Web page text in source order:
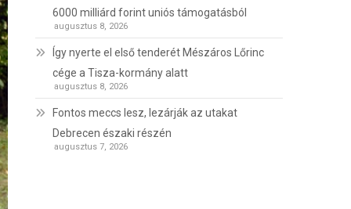
6000 milliárd forint uniós támogatásból
augusztus 8, 2026
Így nyerte el első tenderét Mészáros Lőrinc
cége a Tisza-kormány alatt
augusztus 8, 2026
Fontos meccs lesz, lezárják az utakat
Debrecen északi részén
augusztus 7, 2026